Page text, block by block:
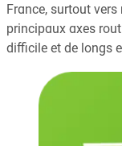
France, surtout
principaux axes
difficile et de longs